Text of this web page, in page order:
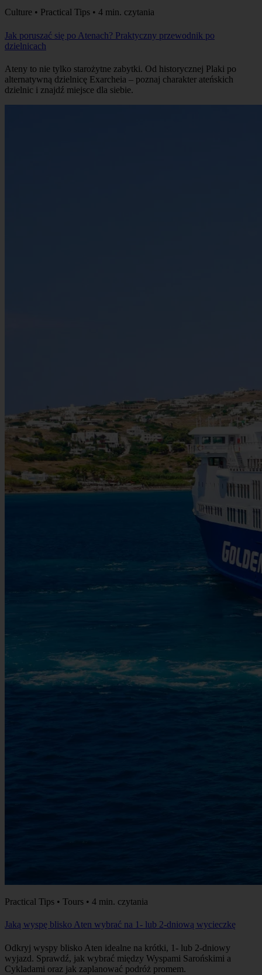
Culture • Practical Tips • 4 min. czytania
Jak poruszać się po Atenach? Praktyczny przewodnik po
dzielnicach
Ateny to nie tylko starożytne zabytki. Od historycznej Plaki po
alternatywną dzielnicę Exarcheia – poznaj charakter ateńskich
dzielnic i znajdź miejsce dla siebie.
Practical Tips • Tours • 4 min. czytania
Jaką wyspę blisko Aten wybrać na 1- lub 2-dniową wycieczkę
Odkryj wyspy blisko Aten idealne na krótki, 1- lub 2-dniowy
wyjazd. Sprawdź, jak wybrać między Wyspami Sarońskimi a
Cykladami oraz jak zaplanować podróż promem.